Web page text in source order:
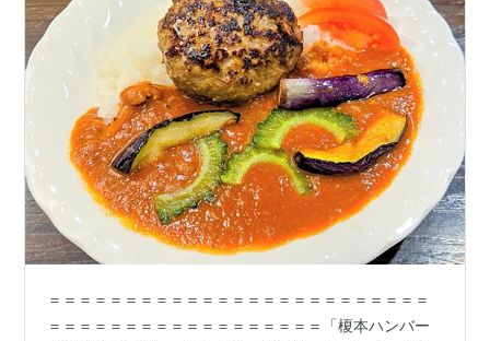
＝＝＝＝＝＝＝＝＝＝＝＝＝＝＝＝＝＝＝＝＝＝＝＝＝
＝＝＝＝＝＝＝＝＝＝＝＝＝＝＝＝＝＝「榎本ハンバー